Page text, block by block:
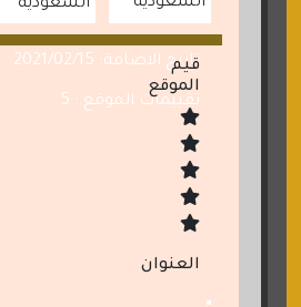
السعودية
تاريخ الاضافة: 2021/02/15
تقييمات الموقع : 5
قيم
الموقع
العنوان